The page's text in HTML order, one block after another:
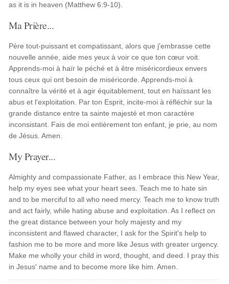
as it is in heaven (Matthew 6:9-10).
Ma Prière...
Père tout-puissant et compatissant, alors que j'embrasse cette
nouvelle année, aide mes yeux à voir ce que ton cœur voit.
Apprends-moi à haïr le péché et à être miséricordieux envers
tous ceux qui ont besoin de miséricorde. Apprends-moi à
connaître la vérité et à agir équitablement, tout en haïssant les
abus et l'exploitation. Par ton Esprit, incite-moi à réfléchir sur la
grande distance entre ta sainte majesté et mon caractère
inconsistant. Fais de moi entièrement ton enfant, je prie, au nom
de Jésus. Amen.
My Prayer...
Almighty and compassionate Father, as I embrace this New Year,
help my eyes see what your heart sees. Teach me to hate sin
and to be merciful to all who need mercy. Teach me to know truth
and act fairly, while hating abuse and exploitation. As I reflect on
the great distance between your holy majesty and my
inconsistent and flawed character, I ask for the Spirit's help to
fashion me to be more and more like Jesus with greater urgency.
Make me wholly your child in word, thought, and deed. I pray this
in Jesus' name and to become more like him. Amen.